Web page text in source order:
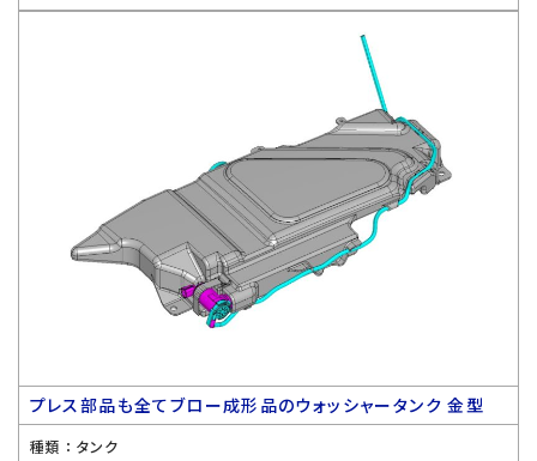
プレス部品も全てブロー成形品のウォッシャータンク 金型
種類 ： タンク